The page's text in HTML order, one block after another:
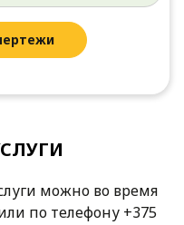
можно во время
по телефону +375